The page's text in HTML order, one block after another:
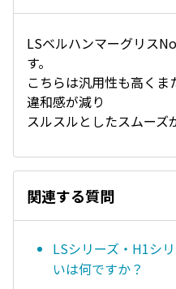
LSベルハンマーグリス
す。
こちらは汎用性も高く
違和感が減り
スルスルとしたスムーズ
関連する質問
LSシリーズ・H1シ
いは何ですか？